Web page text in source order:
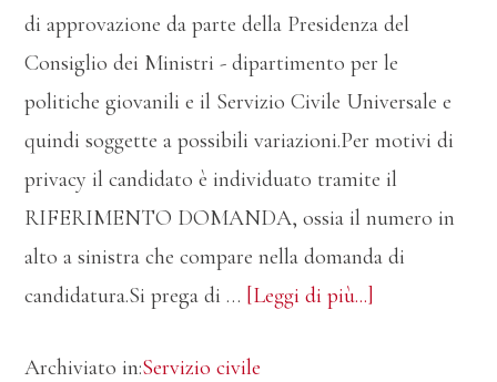
di approvazione da parte della Presidenza del
Consiglio dei Ministri - dipartimento per le
politiche giovanili e il Servizio Civile Universale e
quindi soggette a possibili variazioni.Per motivi di
privacy il candidato è individuato tramite il
RIFERIMENTO DOMANDA, ossia il numero in
alto a sinistra che compare nella domanda di
candidatura.Si prega di … [Leggi di più...]
Archiviato in:Servizio civile